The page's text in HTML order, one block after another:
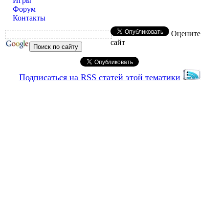
Форум
Контакты
Оцените
сайт
Подписаться на RSS статей этой тематики